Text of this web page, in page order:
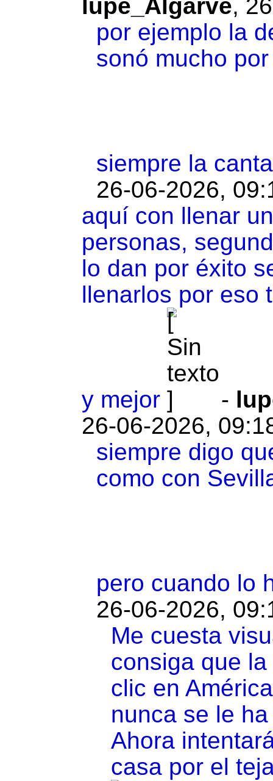
lupe_Algarve,
por ejemplo la
sonó mucho
siempre la canta
26-06-2026,
aquí con llenar
personas,
lo dan por éxito
llenarlos por eso
y mejor -
26-06-2026,
siempre digo
como con
pero cuando lo
26-06-2026,
Me cuesta
consiga que
clic en
nunca se le
Ahora
casa por el